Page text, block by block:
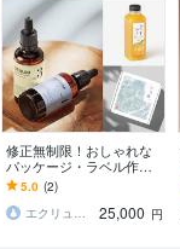
修正無制限！おしゃれな
パッケージ・ラベル作り
ます コスメ・お菓子・ギ
フト等！贈りたくなるパ
ッケージ
5.0 (2)
エクリュデザイン
25,000 円